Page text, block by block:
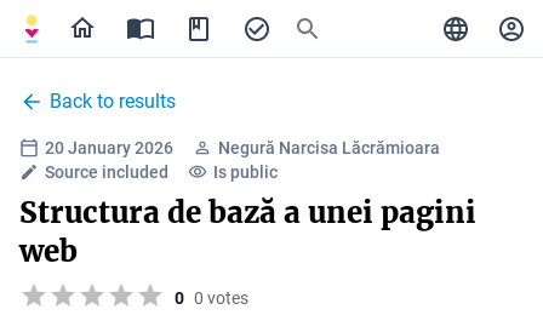
Back to results
20 January 2026
Negură Narcisa Lăcrămioara
Source included
Is public
Structura de bază a unei pagini
web
0 0 votes